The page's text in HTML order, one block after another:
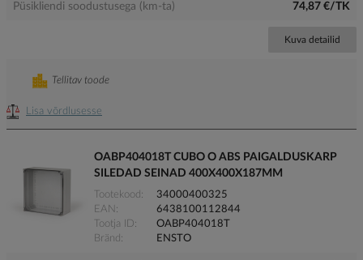
Püsikliendi soodustusega (km-ta) 74,87 €/TK
Kuva detailid
Lisa võrdlusesse
Tellitav toode
OABP404018T CUBO O ABS PAIGALDUSKARP
SILEDAD SEINAD 400X400X187MM
Tootekood
34000400325
EAN
6438100112844
Tootja ID
OABP404018T
Bränd
ENSTO